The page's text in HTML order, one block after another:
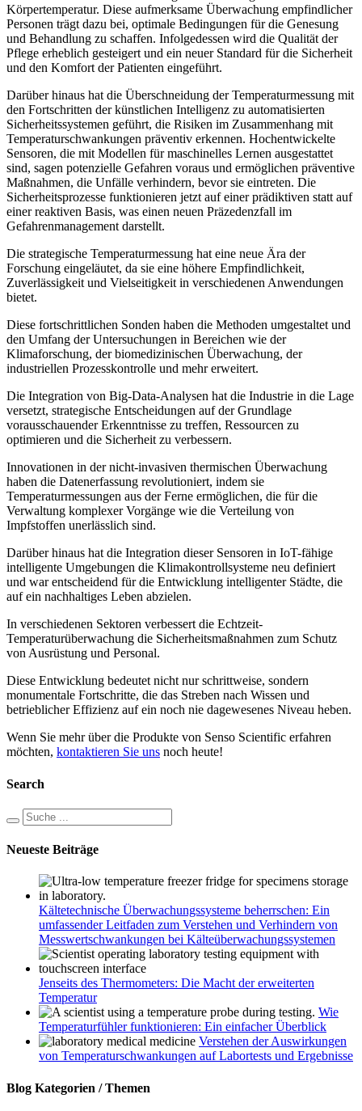
Körpertemperatur. Diese aufmerksame Überwachung empfindlicher
Personen trägt dazu bei, optimale Bedingungen für die Genesung
und Behandlung zu schaffen. Infolgedessen wird die Qualität der
Pflege erheblich gesteigert und ein neuer Standard für die Sicherheit
und den Komfort der Patienten eingeführt.
Darüber hinaus hat die Überschneidung der Temperaturmessung mit
den Fortschritten der künstlichen Intelligenz zu automatisierten
Sicherheitssystemen geführt, die Risiken im Zusammenhang mit
Temperaturschwankungen präventiv erkennen. Hochentwickelte
Sensoren, die mit Modellen für maschinelles Lernen ausgestattet
sind, sagen potenzielle Gefahren voraus und ermöglichen präventive
Maßnahmen, die Unfälle verhindern, bevor sie eintreten. Die
Sicherheitsprozesse funktionieren jetzt auf einer prädiktiven statt auf
einer reaktiven Basis, was einen neuen Präzedenzfall im
Gefahrenmanagement darstellt.
Die strategische Temperaturmessung hat eine neue Ära der
Forschung eingeläutet, da sie eine höhere Empfindlichkeit,
Zuverlässigkeit und Vielseitigkeit in verschiedenen Anwendungen
bietet.
Diese fortschrittlichen Sonden haben die Methoden umgestaltet und
den Umfang der Untersuchungen in Bereichen wie der
Klimaforschung, der biomedizinischen Überwachung, der
industriellen Prozesskontrolle und mehr erweitert.
Die Integration von Big-Data-Analysen hat die Industrie in die Lage
versetzt, strategische Entscheidungen auf der Grundlage
vorausschauender Erkenntnisse zu treffen, Ressourcen zu
optimieren und die Sicherheit zu verbessern.
Innovationen in der nicht-invasiven thermischen Überwachung
haben die Datenerfassung revolutioniert, indem sie
Temperaturmessungen aus der Ferne ermöglichen, die für die
Verwaltung komplexer Vorgänge wie die Verteilung von
Impfstoffen unerlässlich sind.
Darüber hinaus hat die Integration dieser Sensoren in IoT-fähige
intelligente Umgebungen die Klimakontrollsysteme neu definiert
und war entscheidend für die Entwicklung intelligenter Städte, die
auf ein nachhaltiges Leben abzielen.
In verschiedenen Sektoren verbessert die Echtzeit-
Temperaturüberwachung die Sicherheitsmaßnahmen zum Schutz
von Ausrüstung und Personal.
Diese Entwicklung bedeutet nicht nur schrittweise, sondern
monumentale Fortschritte, die das Streben nach Wissen und
betrieblicher Effizienz auf ein noch nie dagewesenes Niveau heben.
Wenn Sie mehr über die Produkte von Senso Scientific erfahren
möchten, kontaktieren Sie uns noch heute!
Search
Neueste Beiträge
Kältetechnische Überwachungssysteme beherrschen: Ein
umfassender Leitfaden zum Verstehen und Verhindern von
Messwertschwankungen bei Kälteüberwachungssystemen
Jenseits des Thermometers: Die Macht der erweiterten
Temperatur
Wie
Temperaturfühler funktionieren: Ein einfacher Überblick
Verstehen der Auswirkungen
von Temperaturschwankungen auf Labortests und Ergebnisse
Blog Kategorien / Themen